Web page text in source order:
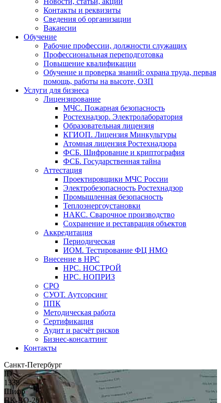
Контакты и реквизиты
Сведения об организации
Вакансии
Обучение
Рабочие профессии, должности служащих
Профессиональная переподготовка
Повышение квалификации
Обучение и проверка знаний: охрана труда, первая
помощь, работы на высоте, ОЗП
Услуги для бизнеса
Лицензирование
МЧС. Пожарная безопасность
Ростехнадзор. Электролаборатория
Образовательная лицензия
КГИОП. Лицензия Минкультуры
Атомная лицензия Ростехнадзора
ФСБ. Шифрование и криптография
ФСБ. Государственная тайна
Аттестация
Проектировщики МЧС России
Электробезопасность Ростехнадзор
Промышленная безопасность
Теплоэнергоустановки
НАКС. Сварочное производство
Сохранение и реставрация объектов
Аккредитация
Периодическая
ИОМ. Тестирование ФЦ НМО
Внесение в НРС
НРС. НОСТРОЙ
НРС. НОПРИЗ
СРО
СУОТ. Аутсорсинг
ППК
Методическая работа
Сертификация
Аудит и расчёт рисков
Бизнес-консалтинг
Контакты
Санкт-Петербург
ID
1338
Шифр
ПК-ВО-267